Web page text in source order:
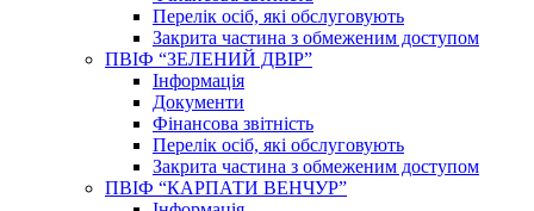
Перелік осіб, які обслуговують
Закрита частина з обмеженим доступом
ПВІФ “ЗЕЛЕНИЙ ДВІР”
Інформація
Документи
Фінансова звітність
Перелік осіб, які обслуговують
Закрита частина з обмеженим доступом
ПВІФ “КАРПАТИ ВЕНЧУР”